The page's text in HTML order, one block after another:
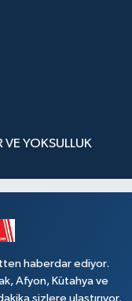
VE YOKSULLUK
haberdar ediyor.
Afyon, Kütahya ve
sizlere ulaştırıyor.